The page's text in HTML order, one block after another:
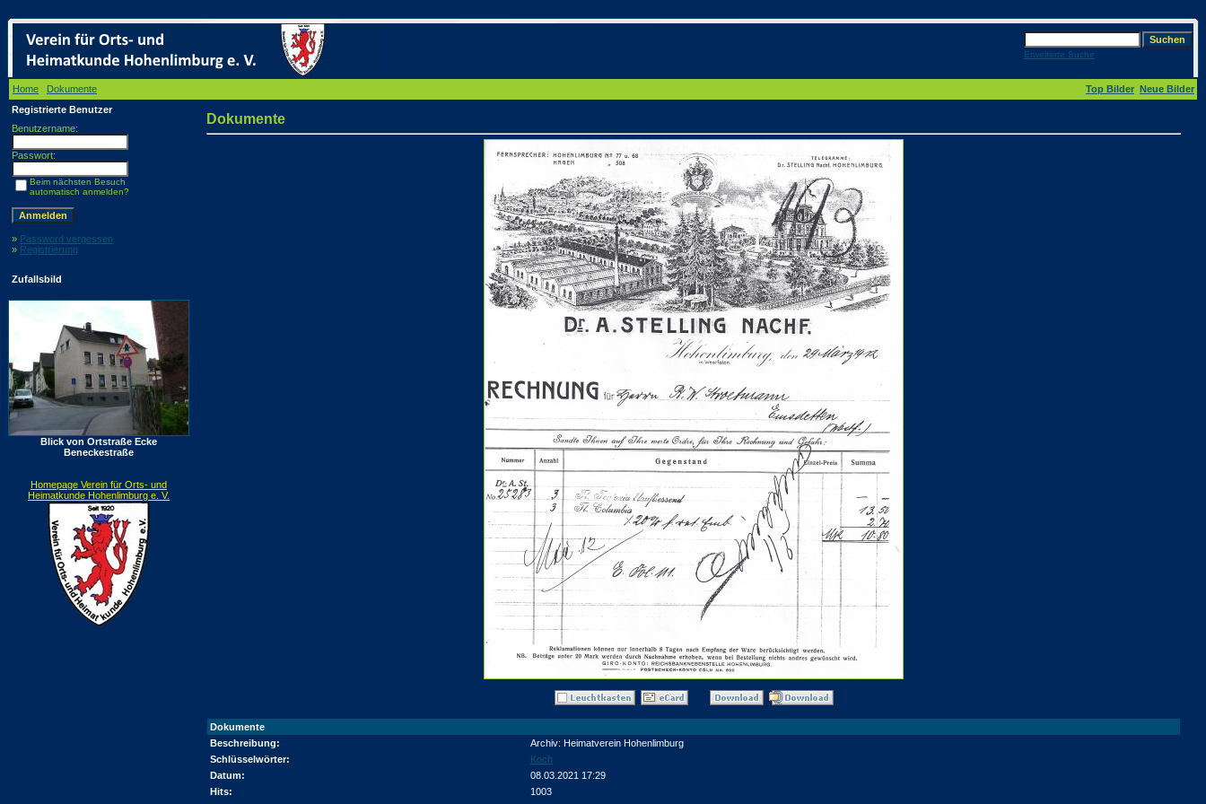
Erweiterte Suche
Home Dokumente Top Bilder Neue Bilder
Registrierte Benutzer
Benutzername:
Passwort:
Beim nächsten Besuch
automatisch anmelden?
» Password vergessen
» Registrierung
Zufallsbild
Blick von Ortstraße Ecke
Beneckestraße
Homepage Verein für Orts- und
Heimatkunde Hohenlimburg e. V.
Dokumente
Dokumente
Beschreibung:
Archiv: Heimatverein Hohenlimburg
Schlüsselwörter:
Koch
Datum:
08.03.2021 17:29
Hits:
1003